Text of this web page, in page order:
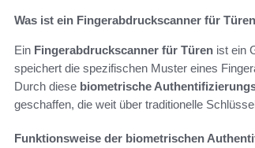
Was ist ein Fingerabdruckscanner für
Ein Fingerabdruckscanner für Türen ist ein
speichert die spezifischen Muster eines
Durch diese biometrische
geschaffen, die weit über traditionelle
Funktionsweise der biometrischen